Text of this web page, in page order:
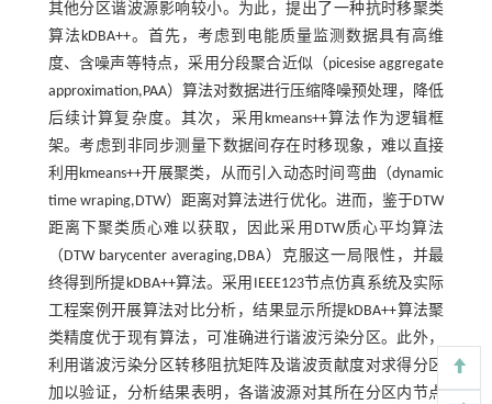
其他分区谐波源影响较小。为此，提出了一种抗时移聚类
算法kDBA++。首先，考虑到电能质量监测数据具有高维
度、含噪声等特点，采用分段聚合近似（picesise aggregate
approximation,PAA）算法对数据进行压缩降噪预处理，降低
后续计算复杂度。其次，采用kmeans++算法作为逻辑框
架。考虑到非同步测量下数据间存在时移现象，难以直接
利用kmeans++开展聚类，从而引入动态时间弯曲（dynamic
time wraping,DTW）距离对算法进行优化。进而，鉴于DTW
距离下聚类质心难以获取，因此采用DTW质心平均算法
（DTW barycenter averaging,DBA）克服这一局限性，并最
终得到所提kDBA++算法。采用IEEE123节点仿真系统及实际
工程案例开展算法对比分析，结果显示所提kDBA++算法聚
类精度优于现有算法，可准确进行谐波污染分区。此外，
利用谐波污染分区转移阻抗矩阵及谐波贡献度对求得分区
加以验证，分析结果表明，各谐波源对其所在分区内节点